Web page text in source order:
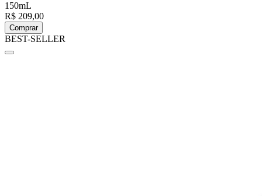
150mL
R$ 209,00
Comprar
BEST-SELLER